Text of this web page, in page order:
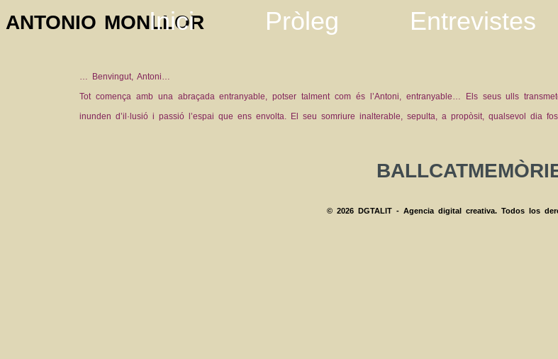
Inici Pròleg Entrevistes
ANTONIO MONLLOR
… Benvingut, Antoni…
Tot comença amb una abraçada entranyable, potser talment com és l’Antoni, entranyable… Els seus ulls
inunden d’il·lusió i passió l’espai que ens envolta. El seu somriure inalterable, sepulta, a propòsit, qualsevol dia
© 2026 DGTALIT - Agencia digital creativa. Todos los